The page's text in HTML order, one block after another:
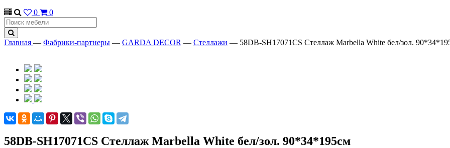
0
0
Главная — Фабрики-партнеры — GARDA DECOR — Стеллажи — 58DB-SH17071CS Стеллаж Marbella White бел/зол.
58DB-SH17071CS Стеллаж Marbella White бел/зол. 90*34*195см